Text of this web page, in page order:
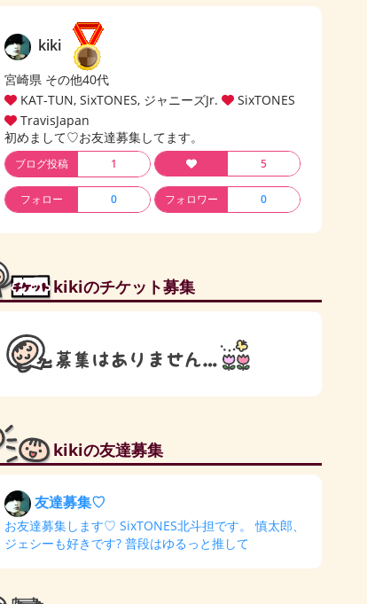
kiki
宮崎県 その他40代
KAT-TUN, SixTONES, ジャニーズJr.
SixTONES
TravisJapan
初めまして♡お友達募集してます。
ブログ投稿 1 5
フォロー 0 フォロワー 0
kikiのチケット募集
kikiの友達募集
友達募集♡
お友達募集します♡ SixTONES北斗担です。 慎太郎、
ジェシーも好きです? 普段はゆるっと推して